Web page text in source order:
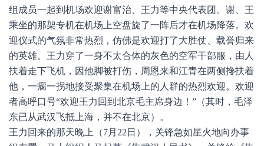
组成员一起到机场欢迎谢富治、王力等中央代表团。谢、王
乘坐的那架专机在机场上空盘旋了一阵后才在机场降落。欢
迎仪式的气氛非常热烈，仿佛是欢迎打了大胜仗、载誉归来
的英雄。王力穿了一身不太合体的灰色的空军干部服，由人
扶着走下飞机，因他脚被打伤，周恩来和江青在两侧搀扶着
他，一瘸一拐地接受聚集在机场上的人群的热烈欢迎。欢迎
者高呼口号“欢迎王力回到北京毛主席身边！”（其时，毛泽
东已从武汉飞抵上海，并不在北京）。
王力回来的那天晚上（7月22日），关锋急如星火地向办事